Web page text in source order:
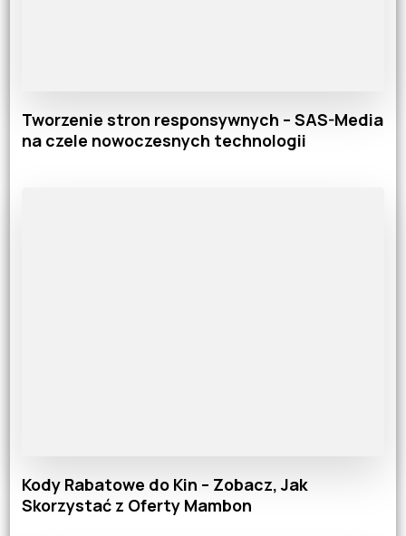
Tworzenie stron responsywnych – SAS-Media
na czele nowoczesnych technologii
Kody Rabatowe do Kin – Zobacz, Jak
Skorzystać z Oferty Mambon